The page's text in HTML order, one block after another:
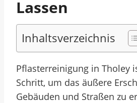
Lassen
Inhaltsverzeichnis
Pflasterreinigung in Tholey
Schritt, um das äußere
Gebäuden und Straßen zu